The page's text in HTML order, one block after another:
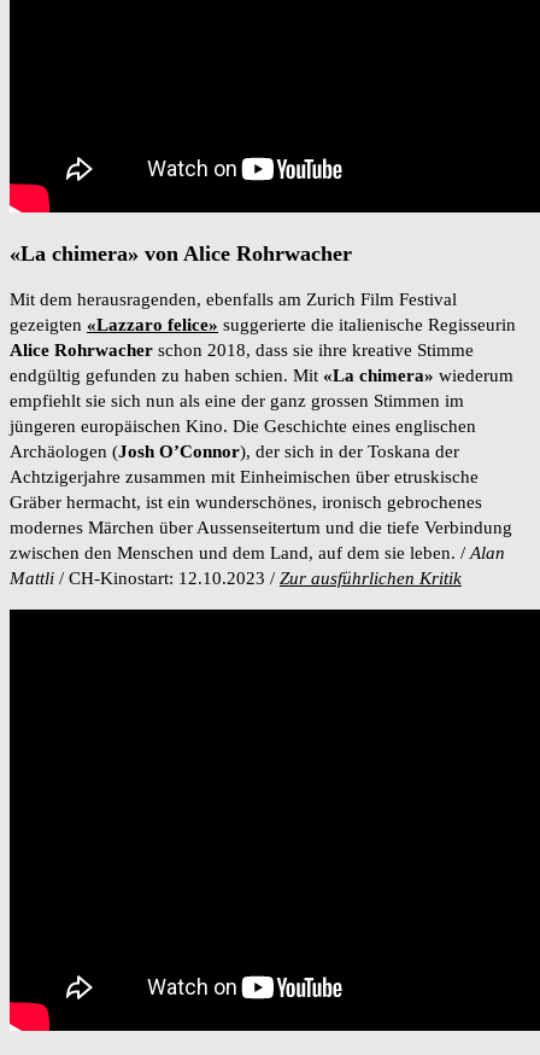
«La chimera» von Alice Rohrwacher
Mit dem herausragenden, ebenfalls am Zurich Film Festival
gezeigten «Lazzaro felice» suggerierte die italienische Regisseurin
Alice Rohrwacher schon 2018, dass sie ihre kreative Stimme
endgültig gefunden zu haben schien. Mit «La chimera» wiederum
empfiehlt sie sich nun als eine der ganz grossen Stimmen im
jüngeren europäischen Kino. Die Geschichte eines englischen
Archäologen (Josh O’Connor), der sich in der Toskana der
Achtzigerjahre zusammen mit Einheimischen über etruskische
Gräber hermacht, ist ein wunderschönes, ironisch gebrochenes
modernes Märchen über Aussenseitertum und die tiefe Verbindung
zwischen den Menschen und dem Land, auf dem sie leben. /Alan
Mattli / CH-Kinostart: 12.10.2023 / Zur ausführlichen Kritik